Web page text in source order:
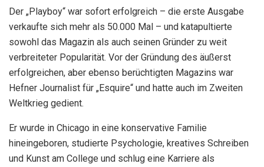
Der „Playboy“ war sofort erfolgreich – die erste Ausgabe
verkaufte sich mehr als 50.000 Mal – und katapultierte
sowohl das Magazin als auch seinen Gründer zu weit
verbreiteter Popularität. Vor der Gründung des äußerst
erfolgreichen, aber ebenso berüchtigten Magazins war
Hefner Journalist für „Esquire“ und hatte auch im Zweiten
Weltkrieg gedient.
Er wurde in Chicago in eine konservative Familie
hineingeboren, studierte Psychologie, kreatives Schreiben
und Kunst am College und schlug eine Karriere als